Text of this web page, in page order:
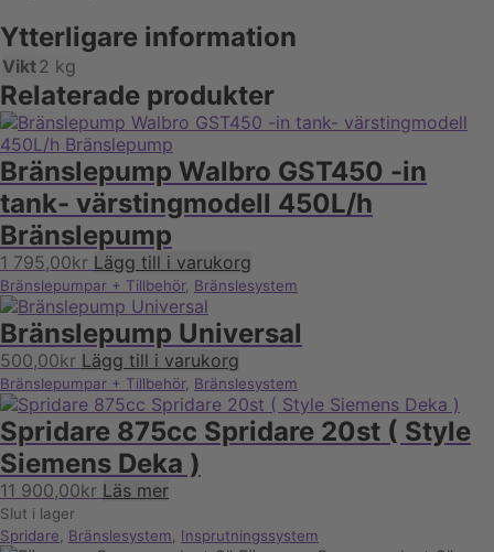
Ytterligare information
Vikt2 kg
Relaterade produkter
Bränslepump Walbro GST450 -in
tank- värstingmodell 450L/h
Bränslepump
1 795,00kr Lägg till i varukorg
Bränslepumpar + Tillbehör, Bränslesystem
Bränslepump Universal
500,00kr Lägg till i varukorg
Bränslepumpar + Tillbehör, Bränslesystem
Spridare 875cc Spridare 20st ( Style
Siemens Deka )
11 900,00kr Läs mer
Slut i lager
Spridare
Bränslesystem Insprutningssystem